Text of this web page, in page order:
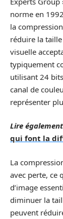
norme en
la
réduire la
visuelle
typiquement
utilisant 24
canal de
représenter
Lire
qui font la
La
avec perte, ce
d’image
diminuer la
peuvent